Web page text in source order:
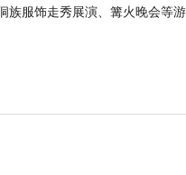
族服饰走秀展演、篝火晚会等